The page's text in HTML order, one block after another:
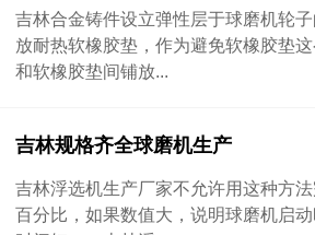
吉林合金铸件设立弹性层于球磨机轮
放耐热软橡胶垫，作为避免软橡胶垫
和软橡胶垫间铺放...
吉林规格齐全球磨机生产
吉林浮选机生产厂家不允许用这种方
百分比，如果数值大，说明球磨机启